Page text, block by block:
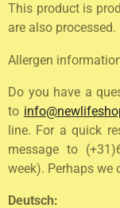
This product is
are also processed.
Allergen
Do you have a
to
line. For a quick
message to
week). Perhaps we
Deutsch: